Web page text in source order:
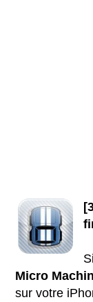
Micro
sur votre